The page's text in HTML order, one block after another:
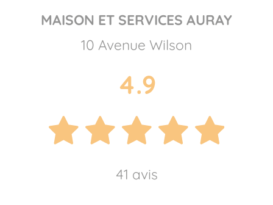
MAISON ET SERVICES AURAY
10 Avenue Wilson
4.9
41 avis